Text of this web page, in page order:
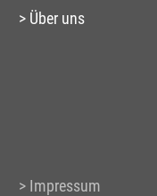
Über uns
Impressum